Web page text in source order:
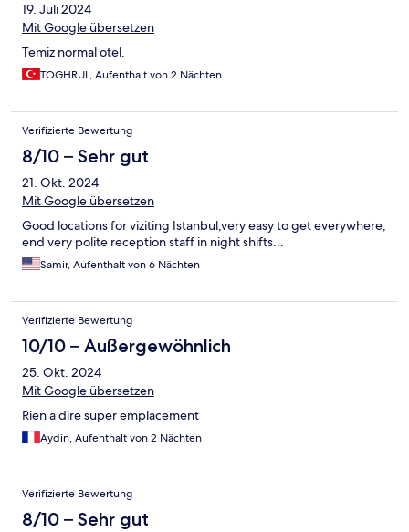
19. Juli 2024
Mit Google übersetzen
Temiz normal otel.
TOGHRUL, Aufenthalt von 2 Nächten
Verifizierte Bewertung
8/10 – Sehr gut
21. Okt. 2024
Mit Google übersetzen
Good locations for viziting Istanbul,very easy to get everywhere,
end very polite reception staff in night shifts...
Samir, Aufenthalt von 6 Nächten
Verifizierte Bewertung
10/10 – Außergewöhnlich
25. Okt. 2024
Mit Google übersetzen
Rien a dire super emplacement
Aydin, Aufenthalt von 2 Nächten
Verifizierte Bewertung
8/10 – Sehr gut